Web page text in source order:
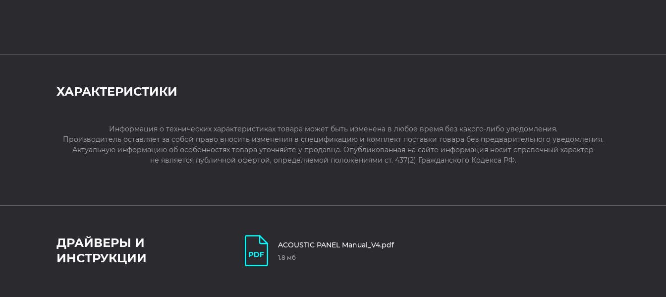
ХАРАКТЕРИСТИКИ
Информация о технических характеристиках товара может быть изменена в любое время без какого-либо уведомления.
Производитель оставляет за собой право вносить изменения в спецификацию и комплект поставки товара без предварительного уведомления.
Актуальную информацию об особенностях товара уточняйте у продавца. Опубликованная на сайте информация носит справочный характер
не является публичной офертой, определяемой положениями ст. 437(2) Гражданского Кодекса РФ.
ДРАЙВЕРЫ И
ИНСТРУКЦИИ
ACOUSTIC PANEL Manual_V4.pdf
1.8 мб